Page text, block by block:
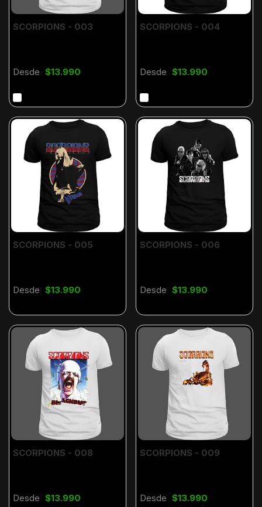
SCORPIONS - 003
Desde $13.990
SCORPIONS - 004
Desde $13.990
SCORPIONS - 005
Desde $13.990
SCORPIONS - 006
Desde $13.990
SCORPIONS - 008
Desde $13.990
SCORPIONS - 009
Desde $13.990